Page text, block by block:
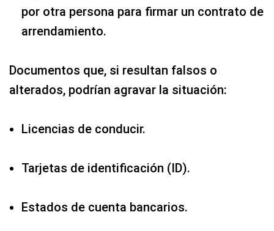
por otra persona para firmar un contrato de
arrendamiento.
Documentos que, si resultan falsos o
alterados, podrían agravar la situación:
Licencias de conducir.
Tarjetas de identificación (ID).
Estados de cuenta bancarios.